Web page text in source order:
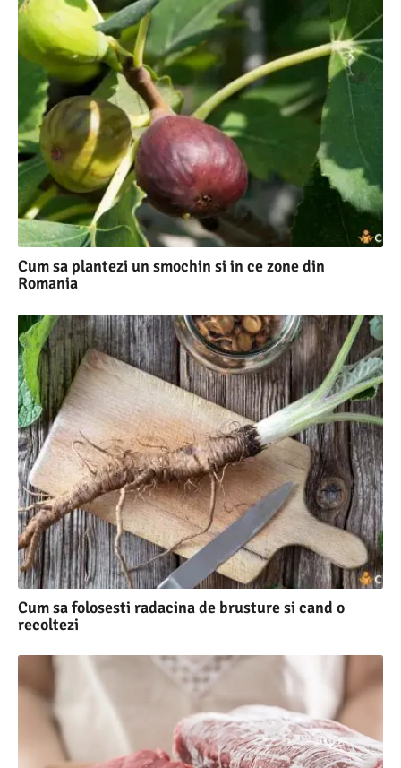
Cum sa plantezi un smochin si in ce zone din
Romania
Cum sa folosesti radacina de brusture si cand o
recoltezi